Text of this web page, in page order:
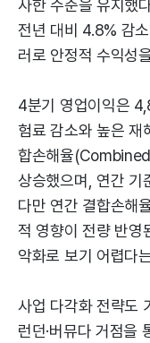
사한 수준을 유지했
전년 대비 4.8% 감
러로 안정적 수익성
4분기 영업이익은
험료 감소와 높은 재
합손해율
상승했으며, 연간
다만 연간 결합손해
적 영향이 전량 반영
악화로 보기 어렵다
사업 다각화 전략도
런던·버뮤다 거점을